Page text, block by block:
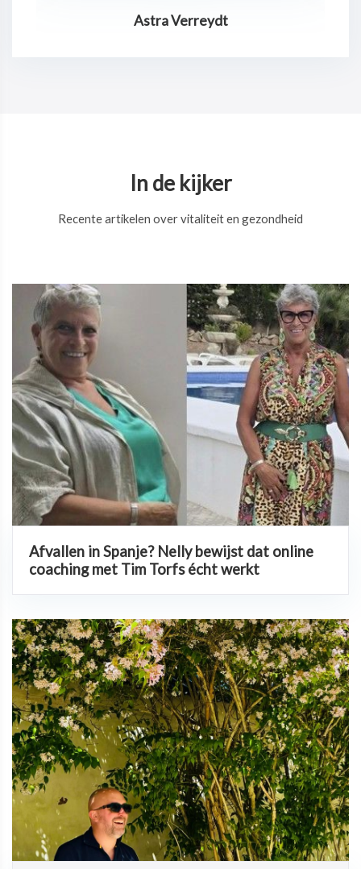
In de kijker
Recente artikelen over vitaliteit en gezondheid
Afvallen in Spanje? Nelly bewijst dat online
coaching met Tim Torfs écht werkt